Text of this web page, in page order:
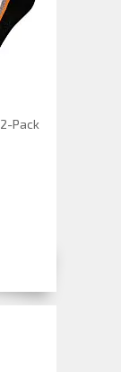
Pack